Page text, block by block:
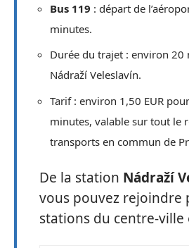
Bus 119 : départ de
minutes.
Durée du trajet : environ 20
Nádraží Veleslavín.
Tarif : environ 1,50 EUR
minutes, valable sur tout le
transports en commun de
De la station Nádraží
vous pouvez rejoindre
stations du centre-ville